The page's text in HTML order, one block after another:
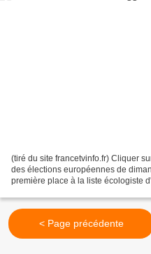
(tiré du site francetvinfo.fr) Cliquer
des élections européennes de
première place à la liste écologiste
< Page précédente